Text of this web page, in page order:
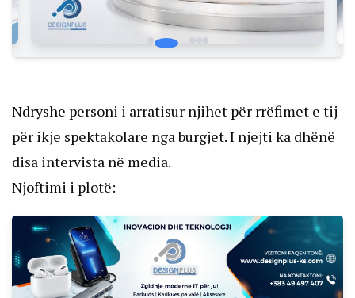
Ndryshe personi i arratisur njihet për rrëfimet e tij
për ikje spektakolare nga burgjet. I njejti ka dhënë
disa intervista në media.
Njoftimi i plotë: